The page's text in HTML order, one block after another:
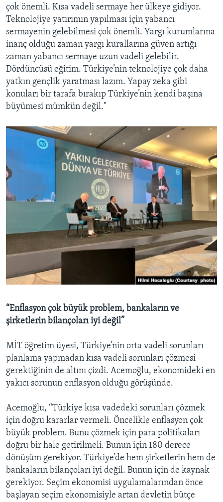
çok önemli. Kısa vadeli sermaye her ülkeye gidiyor.
Teknolojiye yatırımın yapılması için yabancı
sermayenin gelebilmesi çok önemli. Yargı kurumlarına
inanç olduğu zaman yargı kurallarına güven artığı
zaman yabancı sermaye uzun vadeli gelebilir.
Dördüncüsü eğitim. Türkiye’nin teknolojiye çok daha
yatkın gençlik yaratması lazım. Yapay zeka gibi
konuları bir tarafa bırakıp Türkiye’nin kendi başına
büyümesi mümkün değil."
“Enflasyon çok büyük problem, bankaların ve
şirketlerin bilançoları iyi değil”
MİT öğretim üyesi, Türkiye’nin orta vadeli sorunları
planlama yapmadan kısa vadeli sorunları çözmesi
gerektiğinin de altını çizdi. Acemoğlu, ekonomideki en
yakıcı sorunun enflasyon olduğu görüşünde.
Acemoğlu, “Türkiye kısa vadedeki sorunları çözmek
için doğru kararlar vermeli. Öncelikle enflasyon çok
büyük problem. Bunu çözmek için para politikaları
doğru bir hale getirilmeli. Bunun için 180 derece
dönüşüm gerekiyor. Türkiye’de hem şirketlerin hem de
bankaların bilançoları iyi değil. Bunun için de kaynak
gerekiyor. Seçim ekonomisi uygulamalarından önce
başlayan seçim ekonomisiyle artan devletin bütçe